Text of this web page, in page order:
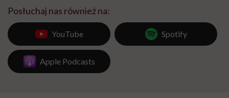
Posłuchaj nas również na:
YouTube Spotify
Apple Podcasts